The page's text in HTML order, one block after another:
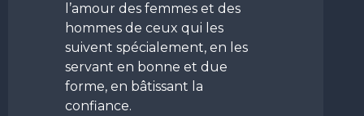
l’amour des femmes et des
hommes de ceux qui les
suivent spécialement, en les
servant en bonne et due
forme, en bâtissant la
confiance.